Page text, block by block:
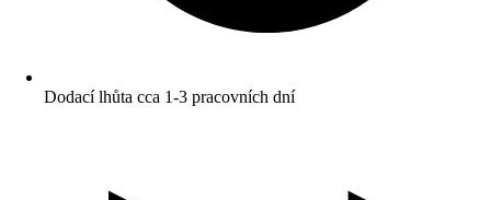
Dodací lhůta cca 1-3 pracovních dní